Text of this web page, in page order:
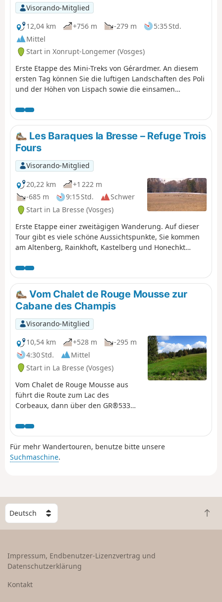
Visorando-Mitglied
12,04 km
+756 m -279 m
5:35 Std.
Mittel
Start in Xonrupt-Longemer (Vosges)
Erste Etappe des Mini-Treks von Gérardmer. An diesem
ersten Tag können Sie die luftigen Landschaften des Poli
und der Höhen von Lispach sowie die einsamen
Diese Etappe ermöglicht einen gleichmäßigen Fortschritt
zum Chalet des Champis, dem Ort der Unterkunft und
der Nachtruhe. Es ist auch eine Gelegenheit, eine Nacht
in einer unbewirtschafteten Hütte zu verbringen, die
(fast) alles zu bieten hat: abgeschieden und mindestens
30 Gehminuten von jeder Ortschaft entfernt, mitten in
den Strohhalmen, für alle zugänglich und das ganze
Jahr über...Sie ist ein Muss in dieser Gegend.
Les Baraques la Bresse – Refuge Trois
Fours
Visorando-Mitglied
20,22 km
+1 222 m
-685 m
9:15 Std.
Schwer
Start in La Bresse (Vosges)
Erste Etappe einer zweitägigen Wanderung. Auf dieser
Tour gibt es viele schöne Aussichtspunkte, Sie kommen
am Altenberg, Rainkhoft, Kastelberg und Honechkt
Gämsen am Ziel.
Vom Chalet de Rouge Mousse zur
Cabane des Champis
Visorando-Mitglied
10,54 km
+528 m
-295 m
4:30 Std.
Mittel
Start in La Bresse (Vosges)
Vom Chalet de Rouge Mousse aus
führt die Route zum Lac des
Corbeaux, dann über den GR®533
und zum Mont Moyenmont (969 m)
bis zur Chaume des Champis und
ihrer Hütte.
Für mehr Wandertouren, benutze bitte unsere
Suchmaschine.
W
ä
h
e
n
Z
u
Impressum, Endbenutzer-Lizenzvertrag und
Datenschutzerklärung
Kontakt